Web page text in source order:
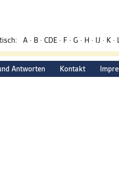
A· B· CDE· F· G · H · IJ · K·
Antworten Kontakt